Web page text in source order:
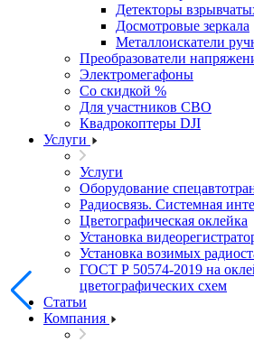
Детекторы
Досмотровые зеркала
Металлоискатели
Преобразователи
Электромегафоны
Со скидкой %
Для участников СВО
Квадрокоптеры DJI
Услуги
Услуги
Оборудование
Радиосвязь. Системная
Цветографическая оклейка
Установка
Установка возимых
ГОСТ Р 50574-2019 на
цветографических схем
Статьи
Компания